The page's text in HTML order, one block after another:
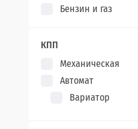
Бензин и газ
КПП
Механическая
Автомат
Вариатор